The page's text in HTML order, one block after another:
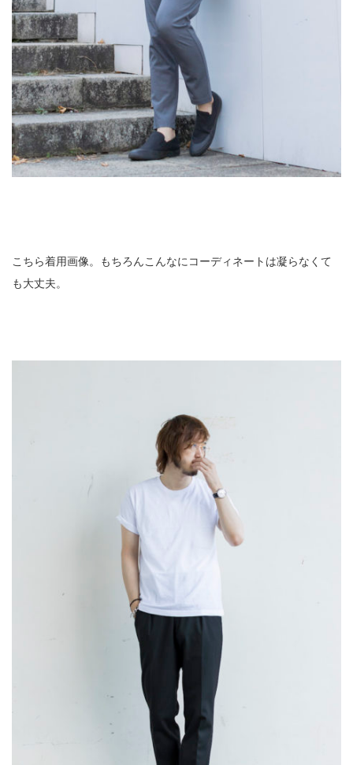
こちら着用画像。もちろんこんなにコーディネートは凝らなくて
も大丈夫。